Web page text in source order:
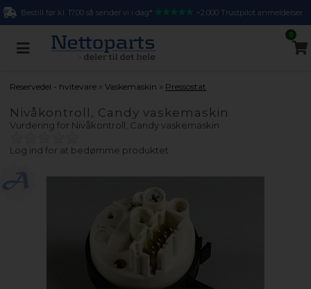
Bestill før kl. 17.00 så sender vi i dag* >2.000 Trustpilot anmeldelser
0
Reservedel - hvitevare »Vaskemaskin » Pressostat
Nivåkontroll, Candy vaskemaskin
Vurdering for Nivåkontroll, Candy vaskemaskin
Log ind for at bedømme produktet